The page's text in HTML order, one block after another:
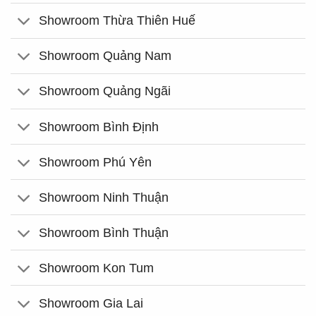
Showroom Thừa Thiên Huế
Showroom Quảng Nam
Showroom Quảng Ngãi
Showroom Bình Định
Showroom Phú Yên
Showroom Ninh Thuận
Showroom Bình Thuận
Showroom Kon Tum
Showroom Gia Lai